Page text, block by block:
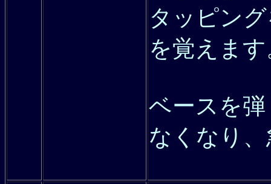
タッピン
を覚えま
ベースを
なくなり